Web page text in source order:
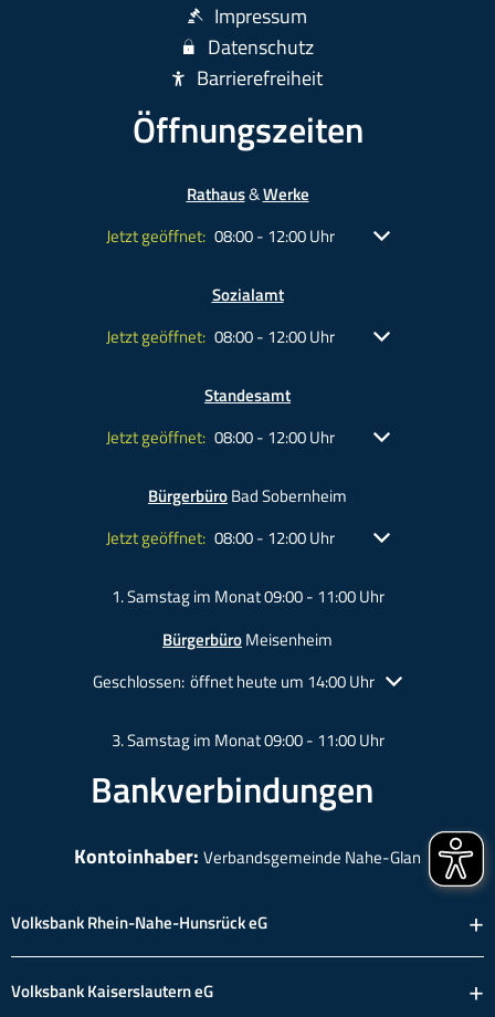
Impressum
Datenschutz
Barrierefreiheit
Öffnungszeiten
Rathaus&Werke
Klicken, um weitere Öffnungs- oder Schließzeiten
Jetzt geöffnet: 08:00- 12:00Uhr
Von 08:00 bis 12:00 Uhr
Sozialamt
Klicken, um weitere Öffnungs- oder Schließzeiten
Jetzt geöffnet: 08:00- 12:00Uhr
Von 08:00 bis 12:00 Uhr
Standesamt
Klicken, um weitere Öffnungs- oder Schließzeiten
Jetzt geöffnet: 08:00- 12:00Uhr
Von 08:00 bis 12:00 Uhr
BürgerbüroBad Sobernheim
Klicken, um weitere Öffnungs- oder Schließzeiten
Jetzt geöffnet: 08:00- 12:00Uhr
Von 08:00 bis 12:00 Uhr
1. Samstag im Monat 09:00 - 11:00 Uhr
BürgerbüroMeisenheim
Klicken, um weitere Öffnungs- oder Schließzeiten
Geschlossen: öffnet heute um 14:00 Uhr
3. Samstag im Monat 09:00 - 11:00 Uhr
Bankverbindungen
Kontoinhaber: Verbandsgemeinde Nahe-Glan
Volksbank Rhein-Nahe-Hunsrück eG
Volksbank Kaiserslautern eG